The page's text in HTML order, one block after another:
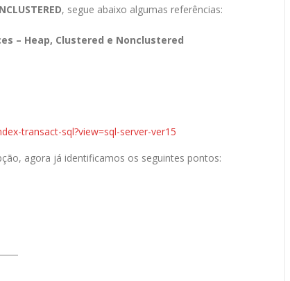
, segue abaixo algumas referências:
– Heap, Clustered e Nonclustered
transact-sql?view=sql-server-ver15
agora já identificamos os seguintes pontos: